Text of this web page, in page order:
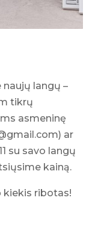
langų –
tikrų
asmeninę
ar
su savo langų
kainą.
kiekis ribotas!